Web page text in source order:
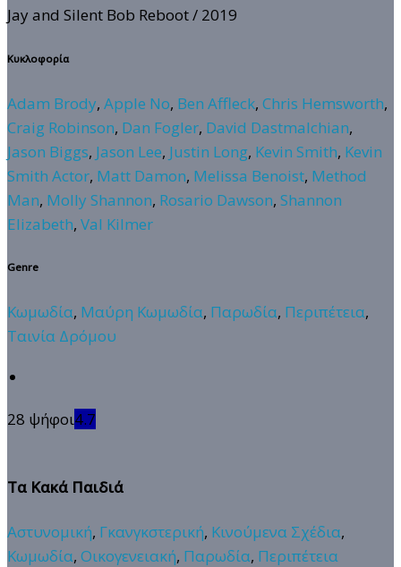
Jay and Silent Bob Reboot/ 2019
Κυκλοφορία
Adam Brody, Apple No, Ben Affleck, Chris Hemsworth,
Craig Robinson, Dan Fogler, David Dastmalchian,
Jason Biggs, Jason Lee, Justin Long, Kevin Smith, Kevin
Smith Actor, Matt Damon, Melissa Benoist, Method
Man, Molly Shannon, Rosario Dawson, Shannon
Elizabeth, Val Kilmer
Genre
Κωμωδία, Μαύρη Κωμωδία, Παρωδία, Περιπέτεια,
Ταινία Δρόμου
28 ψήφοι4.7
Τα Κακά Παιδιά
Αστυνομική, Γκανγκστερική, Κινούμενα Σχέδια,
Κωμωδία, Οικογενειακή, Παρωδία, Περιπέτεια